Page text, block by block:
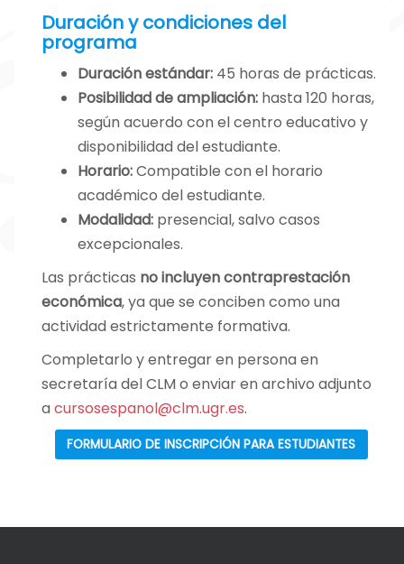
y adecuado para el
desarrollo de
diversas
actividades
educativas y
formativas.
Estamos ubicados
en el histórico
barrio del Realejo,
en la calle
Santiago, 36, una
zona céntrica y
emblemática de
Granada, lo que
facilita el acceso y
la integración en la
vida cultural de la
ciudad.
Duración y condiciones del
programa
Duración estándar: 45 horas de prácticas.
Posibilidad de ampliación: hasta 120 horas,
según acuerdo con el centro educativo y
disponibilidad del estudiante.
Horario:Compatible con el horario
académico del estudiante.
Modalidad: presencial, salvo casos
excepcionales.
Las prácticas no incluyen contraprestación
económica, ya que se conciben como una
actividad estrictamente formativa.
Completarlo y entregar en persona en
secretaría del CLM o enviar en archivo adjunto
acursosespanol@clm.ugr.es.
FORMULARIO DE INSCRIPCIÓN PARA ESTUDIANTES
de